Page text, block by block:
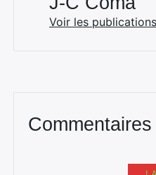
Voir les
Commentaires